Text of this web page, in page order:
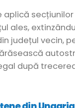
aplică
ales,
județul vecin,
după